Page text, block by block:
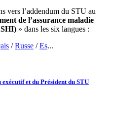
vers l’addendum du STU au
de l’assurance maladie
» dans les six langues :
/Russe /Es...
exécutif et du Président du STU